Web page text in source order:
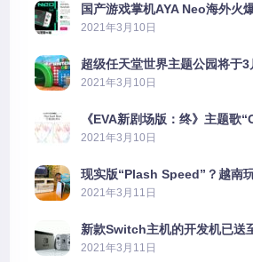
国产游戏掌机AYA Neo海外火
2606%
2021年3月10日
超级任天堂世界主题公园将于3
2021年3月10日
《EVA新剧场版：终》主题
公布
2021年3月10日
现实版“Plash Speed”？越南
PS5上演好戏
2021年3月11日
新款Switch主机的开发机已送
2021年3月11日